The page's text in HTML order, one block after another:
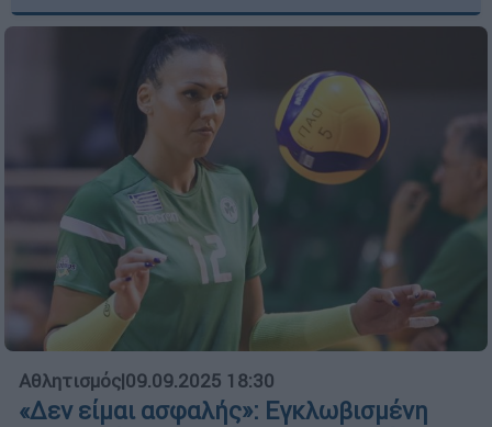
Αθλητισμός|09.09.2025 18:30
«Δεν είμαι ασφαλής»: Εγκλωβισμένη